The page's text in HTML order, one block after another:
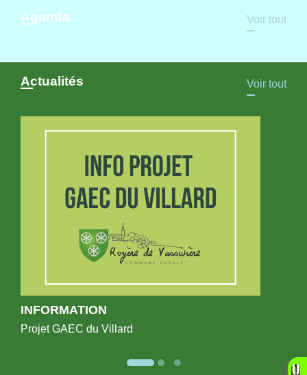
Agenda Voir tout
Actualités Voir tout
INFORMATION
Projet GAEC du Villard